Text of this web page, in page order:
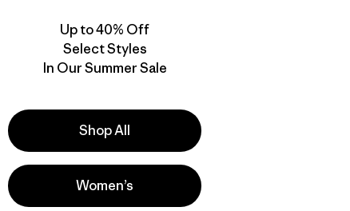
Up to 40% Off
Select Styles
In Our Summer Sale
Shop All
Women’s